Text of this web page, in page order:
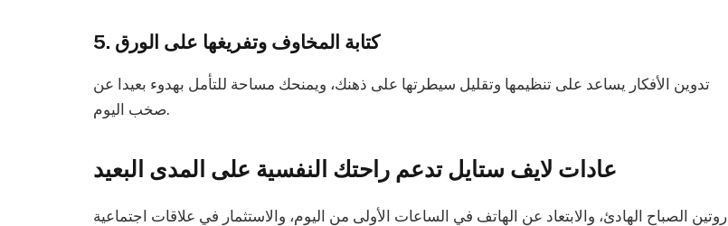
5. كتابة المخاوف وتفريغها على الورق
تدوين الأفكار يساعد على تنظيمها وتقليل سيطرتها على ذهنك، ويمنحك مساحة للتأمل بهدوء بعيدا عن
صخب اليوم.
عادات لايف ستايل تدعم راحتك النفسية على المدى البعيد
روتين الصباح الهادئ، والابتعاد عن الهاتف في الساعات الأولى من اليوم، والاستثمار في علاقات اجتماعية